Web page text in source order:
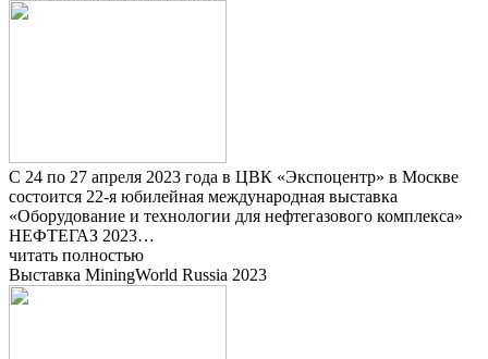
С 24 по 27 апреля 2023 года в ЦВК «Экспоцентр» в Москве
состоится 22-я юбилейная международная выставка
«Оборудование и технологии для нефтегазового комплекса»
НЕФТЕГАЗ 2023…
читать полностью
Выставка MiningWorld Russia 2023